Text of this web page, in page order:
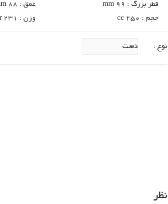
قطر بزرگ : 99 mm
عمق : 88 mm
حجم : 250 cc
وزن : 231 gr
نوع :
نظر